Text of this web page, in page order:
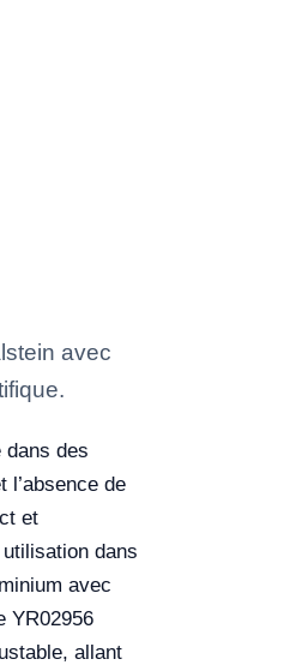
avec
dans des
de
et
dans
avec
YR02956
allant